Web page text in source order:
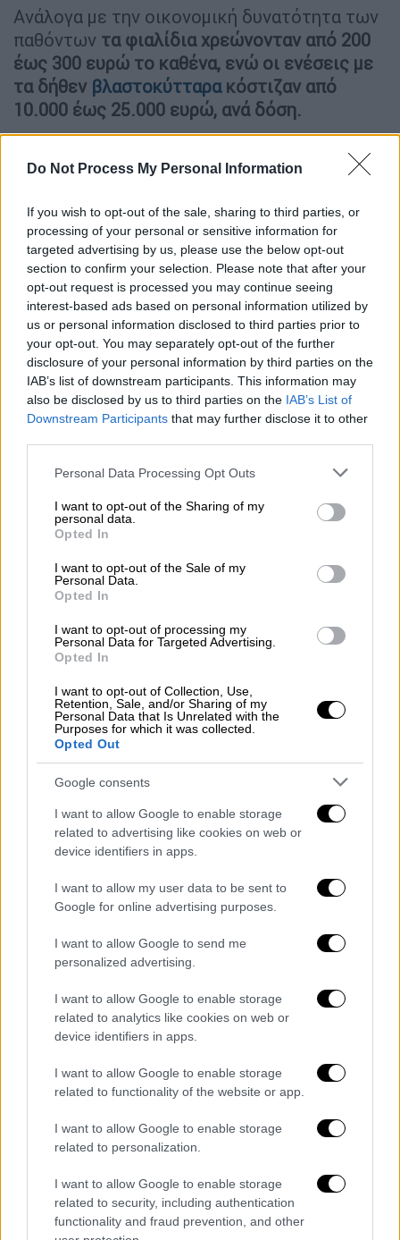
Do Not Process My Personal Information
If you wish to opt-out of the sale, sharing to third parties, or
processing of your personal or sensitive information for
targeted advertising by us, please use the below opt-out
section to confirm your selection. Please note that after your
opt-out request is processed you may continue seeing
interest-based ads based on personal information utilized by
us or personal information disclosed to third parties prior to
your opt-out. You may separately opt-out of the further
disclosure of your personal information by third parties on the
IAB’s list of downstream participants. This information may
also be disclosed by us to third parties on the IAB’s List of
Downstream Participants that may further disclose it to other
Please note that this website/app uses one or more Google
not limited to your visit or usage behaviour. You may click to
grant or deny consent to Google and its third-party tags to
use your data for below specified purposes in below Google
consent section.
Personal Data Processing Opt Outs
I want to opt-out of the Sharing of my
personal data.
Opted In
I want to opt-out of the Sale of my
Personal Data.
Opted In
I want to opt-out of processing my
Personal Data for Targeted Advertising.
Opted In
I want to opt-out of Collection, Use,
Retention, Sale, and/or Sharing of my
Personal Data that Is Unrelated with the
Purposes for which it was collected.
Opted Out
Google consents
I want to allow Google to enable storage
related to advertising like cookies on web or
device identifiers in apps.
I want to allow my user data to be sent to
Google for online advertising purposes.
I want to allow Google to send me
personalized advertising.
I want to allow Google to enable storage
related to analytics like cookies on web or
device identifiers in apps.
I want to allow Google to enable storage
related to functionality of the website or app.
I want to allow Google to enable storage
related to personalization.
I want to allow Google to enable storage
related to security, including authentication
functionality and fraud prevention, and other
Ανάλογα με την οικονομική δυνατότητα των
παθόντων τα φιαλίδια χρεώνονταν από 200
έως 300 ευρώ το καθένα, ενώ οι ενέσεις με
τα δήθεν βλαστοκύτταρακόστιζαν από
10.000 έως 25.000 ευρώ, ανά δόση.
διευθυντής της Ασφάλειας Θεσσαλονίκης,
Σταύρος Κεσελίδης, επισήμανε ότι οι
αστυνομικές έρευνες ξεκίνησαν το
Δεκέμβριο του 2020 από το Τμήμα Δίωξης
Οργανωμένου Εγκλήματος Θεσσαλονίκης,
όταν ο αδελφός ενός εκ των θυμάτων που
κατέληξε, κατήγγειλε τη δράση τους. Όπως
διευκρίνισε ο ταξίαρχος της ΕΛ.ΑΣ, αυτός
δεν ήταν ο πρώτος χρονικά
καταγεγραμμένος θάνατος, καθώς είχαν
προηγηθεί σε προγενέστερο στάδιο κι
άλλοι.
Ο κ. Κεσελίδης ανέφερε ότι ο 66χρονος
κάτοικος Αθηνών -που εξεταζόμενος ως
προκαταρκτικής εξέτασης αρνήθηκε όσα του
αποδίδονται-
μήνυση στην Εισαγγελία Πρωτοδικών
Αθηνών, κατέστη κατηγορούμενος και του
επιβλήθηκε ο περιοριστικός όρος της
εμφάνισης τρεις φορές το μήνα στο
αστυνομικό τμήμα του τόπου διαμονής του»,
σημείωσε ο κ. Κεσελίδης. Αυτό δεν πτόησε,
όμως, τον «ψευτογιατρό»,
που συνέχισε την
αναζήτηση θυμάτων μέχρι το τέλος του
2021, οπότε καταγγέλθηκε από το τελευταίο
. «Διατήρησε το φυσιοθεραπευτήριό
του μέχρι και το 2022 και συνέχισε να κάνεις
συνεδρίες», σημείωσε ο ταξίαρχος, ενώ
ερωτηθείς για τη γνωριμία του με τον
συγκατηγορούμενό του γιατρό ανέφερε ότι
γνωρίστηκαν μέσω της Ελληνογερμανίδας
συζύγου του 66χρονου. Ο 72χρονος Γερμανός
φέρεται να είχε αποκτήσει ΑΦΜ στην
Ελλάδα παράσχοντας ακόμη και υπηρεσίες
στο χώρο εργασίας του φυσιοθεραπευτή.
Θύματα σε όλη την Ελλάδα